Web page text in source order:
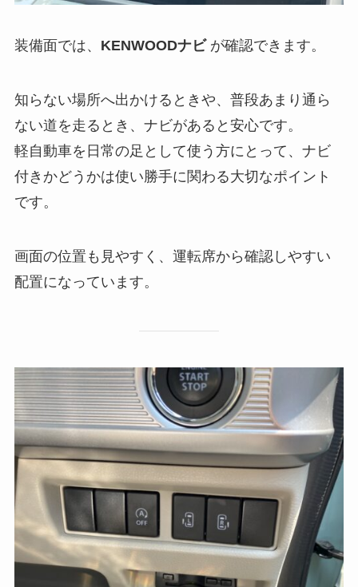
装備面では、 KENWOODナビが確認できます。
知らない場所へ出かけるときや、普段あまり通ら
ない道を走るとき、ナビがあると安心です。
軽自動車を日常の足として使う方にとって、ナビ
付きかどうかは使い勝手に関わる大切なポイント
です。
画面の位置も見やすく、運転席から確認しやすい
配置になっています。